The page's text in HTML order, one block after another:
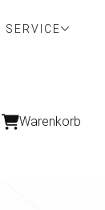
SERVICE
Warenkorb